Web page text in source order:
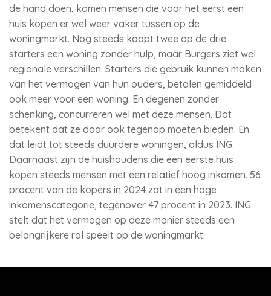
de hand doen, komen mensen die voor het eerst een
huis kopen er wel weer vaker tussen op de
woningmarkt. Nog steeds koopt twee op de drie
starters een woning zonder hulp, maar Burgers ziet wel
regionale verschillen. Starters die gebruik kunnen maken
van het vermogen van hun ouders, betalen gemiddeld
ook meer voor een woning. En degenen zonder
schenking, concurreren wel met deze mensen. Dat
betekent dat ze daar ook tegenop moeten bieden. En
dat leidt tot steeds duurdere woningen, aldus ING.
Daarnaast zijn de huishoudens die een eerste huis
kopen steeds mensen met een relatief hoog inkomen. 56
procent van de kopers in 2024 zat in een hoge
inkomenscategorie, tegenover 47 procent in 2023. ING
stelt dat het vermogen op deze manier steeds een
belangrijkere rol speelt op de woningmarkt.